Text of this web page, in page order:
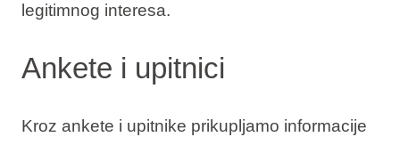
legitimnog interesa.
Ankete i upitnici
Kroz ankete i upitnike prikupljamo informacije